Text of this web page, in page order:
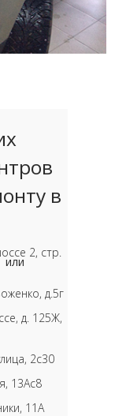
в
2, стр.
д.5г
д. 125Ж,
2с30
13Ас8
11А
или